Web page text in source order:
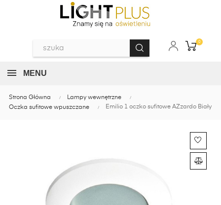
0
MENU
Strona Główna
Lampy wewnętrzne
Oczka sufitowe wpuszczane
Emilio 1 oczko sufitowe AZzardo Biały